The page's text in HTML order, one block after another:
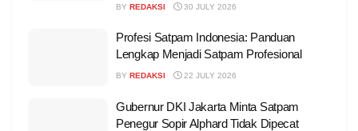
BY REDAKSI 30 JULY 2026
Profesi Satpam Indonesia: Panduan
Lengkap Menjadi Satpam Profesional
BY REDAKSI 22 JULY 2026
Gubernur DKI Jakarta Minta Satpam
Penegur Sopir Alphard Tidak Dipecat